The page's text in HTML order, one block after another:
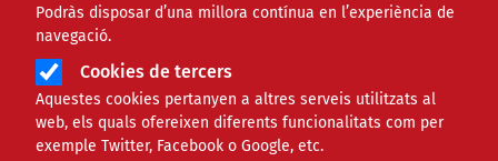
Podràs disposar d’una millora contínua en l’experiència de
navegació.
Cookies de tercers
Aquestes cookies pertanyen a altres serveis utilitzats al
web, els quals ofereixen diferents funcionalitats com per
exemple Twitter, Facebook o Google, etc.
Biblioteca